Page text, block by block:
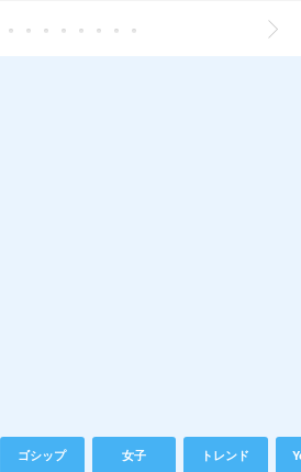
ゴシップ 女子 トレンド